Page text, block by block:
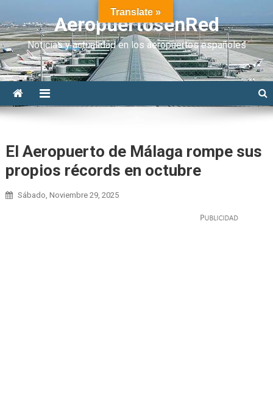
AeropuertosenRed
Noticias y actualidad en los aeropuertos españoles
El Aeropuerto de Málaga rompe sus
propios récords en octubre
Sábado, Noviembre 29, 2025
Translate »